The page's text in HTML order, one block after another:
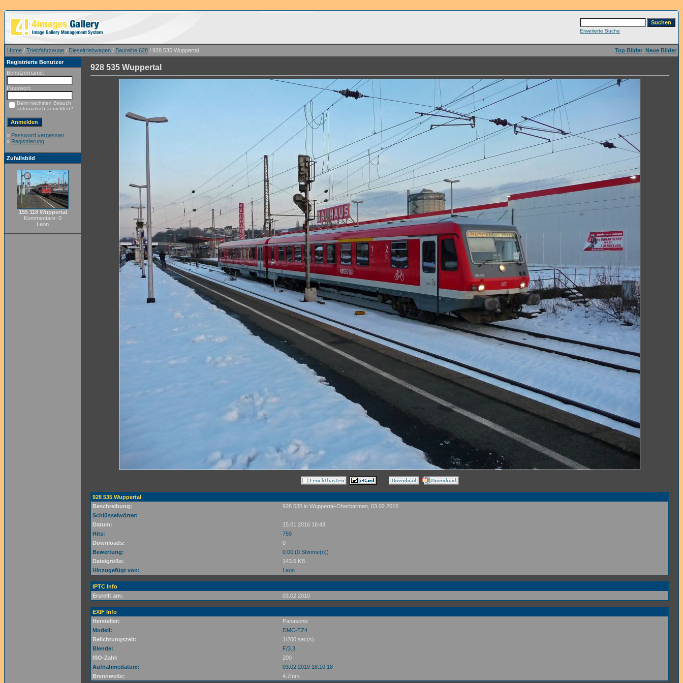
Erweiterte Suche
Home / Triebfahrzeuge / Dieseltriebwagen / Baureihe 628 / 928 535 Wuppertal Top Bilder Neue Bilder
Registrierte Benutzer
Benutzername:
Passwort:
Beim nächsten Besuch
automatisch anmelden?
» Password vergessen
» Registrierung
Zufallsbild
155 118 Wuppertal
Kommentare: 0
Leon
928 535 Wuppertal
928 535 Wuppertal
Beschreibung:
928 535 in Wuppertal-Oberbarmen, 03.02.2010
Schlüsselwörter:
Datum:
15.01.2016 16:43
Hits:
759
Downloads:
0
Bewertung:
0.00 (0 Stimme(n))
Dateigröße:
143.6 KB
Hinzugefügt von:
Leon
IPTC Info
Erstellt am:
03.02.2010
EXIF Info
Hersteller:
Panasonic
Modell:
DMC-TZ4
Belichtungszeit:
1/200 sec(s)
Blende:
F/3.3
ISO-Zahl:
200
Aufnahmedatum:
03.02.2010 18:10:18
Brennweite:
4.7mm